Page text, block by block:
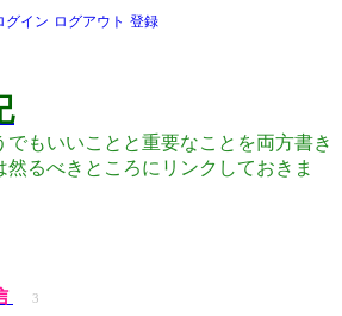
グイン ログアウト 登録
もいいことと重要なことを両方書き
然るべきところにリンクしておきま
3